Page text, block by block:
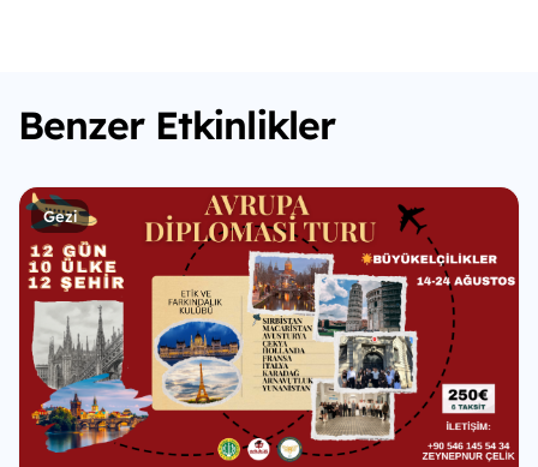
Benzer Etkinlikler
Gezi